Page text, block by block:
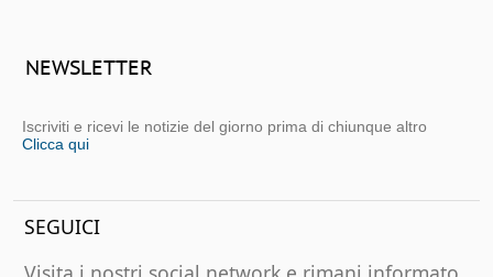
NEWSLETTER
Iscriviti e ricevi le notizie del giorno prima di chiunque altro
Clicca qui
SEGUICI